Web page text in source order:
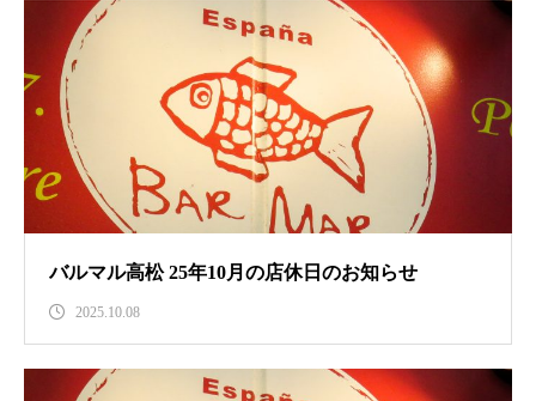
バルマル高松 25年10月の店休日のお知らせ
2025.10.08